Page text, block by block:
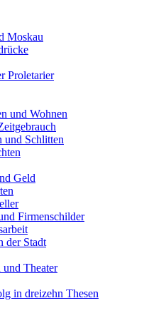
Moskau
Proletarier
und Wohnen
und Schlitten
Geld
Firmenschilder
der Stadt
Theater
in dreizehn Thesen